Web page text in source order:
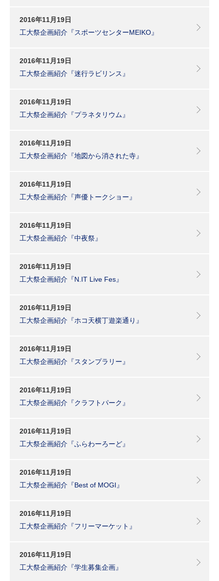
2016年11月19日
工大祭企画紹介『スポーツセンターMEIKO』
2016年11月19日
工大祭企画紹介『迷行ラビリンス』
2016年11月19日
工大祭企画紹介『プラネタリウム』
2016年11月19日
工大祭企画紹介『地図から消された寺』
2016年11月19日
工大祭企画紹介『声優トークショー』
2016年11月19日
工大祭企画紹介『中夜祭』
2016年11月19日
工大祭企画紹介『N.IT Live Fes』
2016年11月19日
工大祭企画紹介『ホコ天横丁遊楽通り』
2016年11月19日
工大祭企画紹介『スタンプラリー』
2016年11月19日
工大祭企画紹介『クラフトパーク』
2016年11月19日
工大祭企画紹介『ふらわーろーど』
2016年11月19日
工大祭企画紹介『Best of MOGI』
2016年11月19日
工大祭企画紹介『フリーマーケット』
2016年11月19日
工大祭企画紹介『学生募集企画』